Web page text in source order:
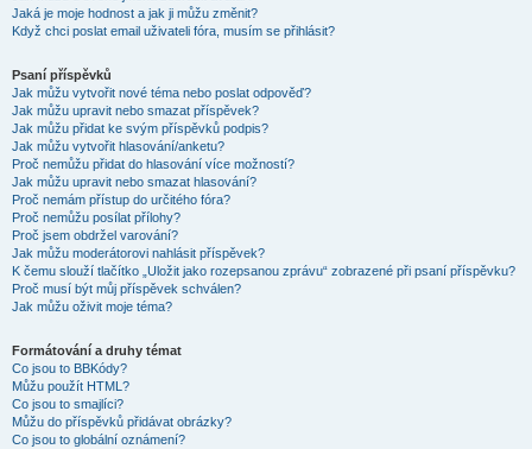
Jaká je moje hodnost a jak ji můžu změnit?
Když chci poslat email uživateli fóra, musím se přihlásit?
Psaní příspěvků
Jak můžu vytvořit nové téma nebo poslat odpověď?
Jak můžu upravit nebo smazat příspěvek?
Jak můžu přidat ke svým příspěvků podpis?
Jak můžu vytvořit hlasování/anketu?
Proč nemůžu přidat do hlasování více možností?
Jak můžu upravit nebo smazat hlasování?
Proč nemám přístup do určitého fóra?
Proč nemůžu posílat přílohy?
Proč jsem obdržel varování?
Jak můžu moderátorovi nahlásit příspěvek?
K čemu slouží tlačítko „Uložit jako rozepsanou zprávu“ zobrazené při psaní příspěvku?
Proč musí být můj příspěvek schválen?
Jak můžu oživit moje téma?
Formátování a druhy témat
Co jsou to BBKódy?
Můžu použít HTML?
Co jsou to smajlíci?
Můžu do příspěvků přidávat obrázky?
Co jsou to globální oznámení?